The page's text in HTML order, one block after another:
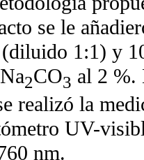
se le
1:1) y
2CO3 al 2 %.
realizó la
UV-
nm.